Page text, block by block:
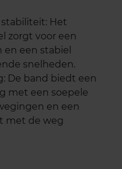
Het
zorgt voor een
een stabiel
snelheden.
De band biedt een
met een soepele
en een
met de weg